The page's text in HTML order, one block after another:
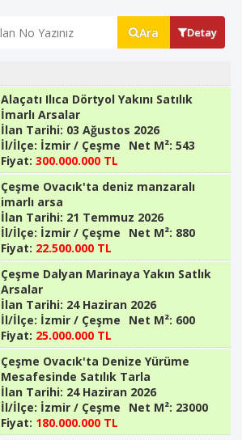
Ara Detay
Alaçatı Ilıca Dörtyol Yakını Satılık
İmarlı Arsalar
İlan Tarihi: 03 Ağustos 2026
İl/İlçe: İzmir / Çeşme Net M²: 543
Fiyat: 300.000.000 TL
Çeşme Ovacık'ta deniz manzaralı
imarlı arsa
İlan Tarihi: 21 Temmuz 2026
İl/İlçe: İzmir / Çeşme Net M²: 880
Fiyat: 22.500.000 TL
Çeşme Dalyan Marinaya Yakın Satlık
Arsalar
İlan Tarihi: 24 Haziran 2026
İl/İlçe: İzmir / Çeşme Net M²: 600
Fiyat: 25.000.000 TL
Çeşme Ovacık'ta Denize Yürüme
Mesafesinde Satılık Tarla
İlan Tarihi: 24 Haziran 2026
İl/İlçe: İzmir / Çeşme Net M²: 23000
Fiyat: 180.000.000 TL